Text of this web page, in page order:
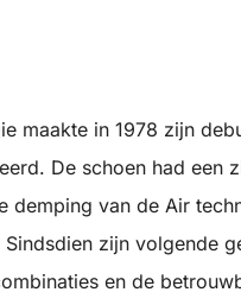
maakte in 1978 zijn
De schoen had een
demping van de Air
zijn volgende
en de